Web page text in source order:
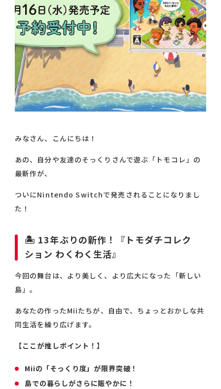
みなさん、こんにちは！
あの、自分や友達のそっくりさんで遊ぶ「トモコレ」の
最新作が、
ついにNintendo Switchで発売されることになりまし
た！
🏝️ 13年ぶりの新作！『トモダチコレク
ション わくわく生活』
今回の舞台は、より美しく、より広大になった「新しい
島」。
あなたの作ったMiiたちが、自由で、ちょっとおかしな共
同生活を繰り広げます。
【ここが推しポイント！】
Miiの「そっくり度」が限界突破！
島での暮らしがさらに賑やかに！